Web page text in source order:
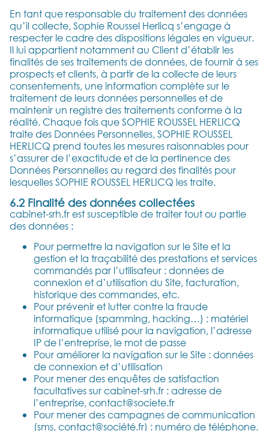
En tant que responsable du traitement des données
qu’il collecte, Sophie Roussel Herlicq s’engage à
respecter le cadre des dispositions légales en vigueur.
Il lui appartient notamment au Client d’établir les
finalités de ses traitements de données, de fournir à ses
prospects et clients, à partir de la collecte de leurs
consentements, une information complète sur le
traitement de leurs données personnelles et de
maintenir un registre des traitements conforme à la
réalité. Chaque fois que SOPHIE ROUSSEL HERLICQ
traite des Données Personnelles, SOPHIE ROUSSEL
HERLICQ prend toutes les mesures raisonnables pour
s’assurer de l’exactitude et de la pertinence des
Données Personnelles au regard des finalités pour
lesquelles SOPHIE ROUSSEL HERLICQ les traite.
6.2 Finalité des données collectées
cabinet-srh.fr est susceptible de traiter tout ou partie
des données :
Pour permettre la navigation sur le Site et la
gestion et la traçabilité des prestations et services
commandés par l’utilisateur : données de
connexion et d’utilisation du Site, facturation,
historique des commandes, etc.
Pour prévenir et lutter contre la fraude
informatique (spamming, hacking…) : matériel
informatique utilisé pour la navigation, l’adresse
IP de l’entreprise, le mot de passe
Pour améliorer la navigation sur le Site : données
de connexion et d’utilisation
Pour mener des enquêtes de satisfaction
facultatives sur cabinet-srh.fr : adresse de
l’entreprise, contact@societe.fr
Pour mener des campagnes de communication
(sms, contact@société.fr) : numéro de téléphone.